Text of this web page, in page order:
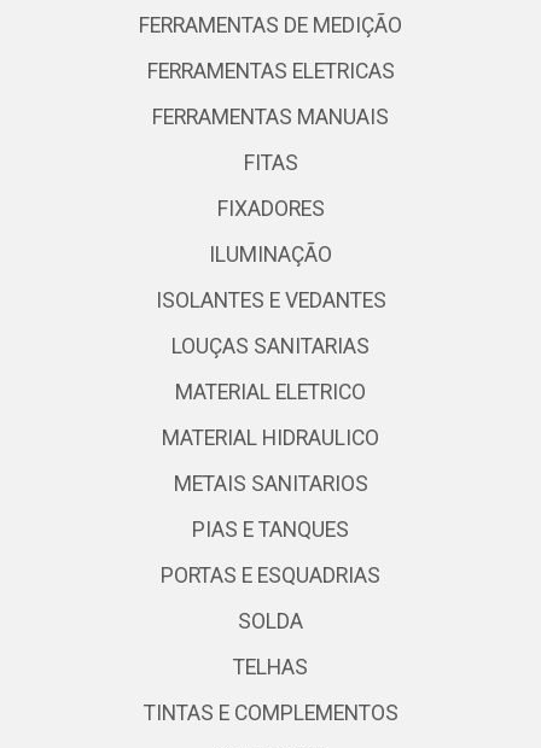
FERRAMENTAS DE MEDIÇÃO
FERRAMENTAS ELETRICAS
FERRAMENTAS MANUAIS
FITAS
FIXADORES
ILUMINAÇÃO
ISOLANTES E VEDANTES
LOUÇAS SANITARIAS
MATERIAL ELETRICO
MATERIAL HIDRAULICO
METAIS SANITARIOS
PIAS E TANQUES
PORTAS E ESQUADRIAS
SOLDA
TELHAS
TINTAS E COMPLEMENTOS